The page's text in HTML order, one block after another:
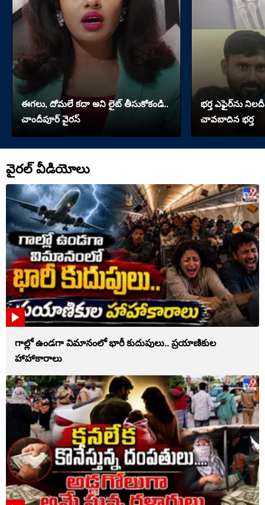
ఈగలు, దోమలే కదా అని లైట్ తీసుకోకండి..
చాందీపూర్ వైరస్
భర్త ఎఫైర్‌ను
చావబాదిన భర్త
వైరల్ వీడియోలు
గాల్లో ఉండగా విమానంలో భారీ కుదుపులు.. ప్రయాణికుల
హాహాకారాలు